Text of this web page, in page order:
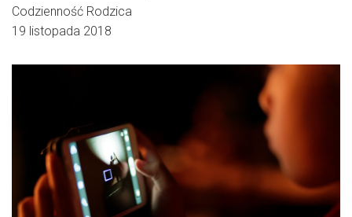
Codzienność Rodzica
19 listopada 2018